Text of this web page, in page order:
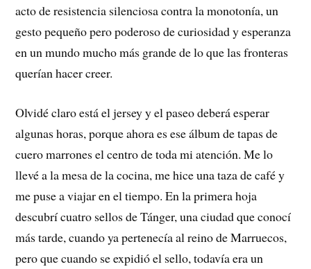
acto de resistencia silenciosa contra la monotonía, un
gesto pequeño pero poderoso de curiosidad y esperanza
en un mundo mucho más grande de lo que las fronteras
querían hacer creer.
Olvidé claro está el jersey y el paseo deberá esperar
algunas horas, porque ahora es ese álbum de tapas de
cuero marrones el centro de toda mi atención. Me lo
llevé a la mesa de la cocina, me hice una taza de café y
me puse a viajar en el tiempo. En la primera hoja
descubrí cuatro sellos de Tánger, una ciudad que conocí
más tarde, cuando ya pertenecía al reino de Marruecos,
pero que cuando se expidió el sello, todavía era un